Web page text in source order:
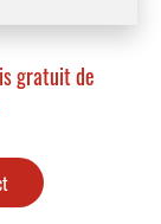
gratuit de